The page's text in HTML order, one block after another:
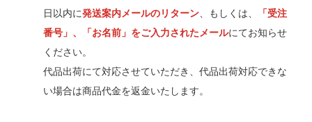
日以内に発送案内メールのリターン 、もしくは、
「受注
番号」、「お名前」をご入力されたメールにてお知らせ
ください。
代品出荷にて対応させていただき、代品出荷対応できな
い場合は商品代金を返金いたします。